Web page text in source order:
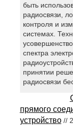
быть
радиосвязи,
контроля и
системах.
спектра
принятии
радиосвязи
прямого
устройство//